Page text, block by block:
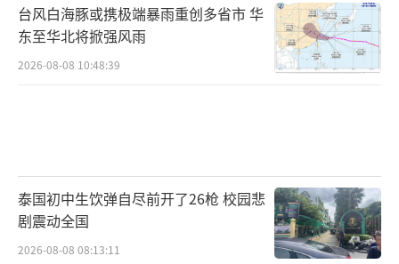
台风白海豚或携极端暴雨重创多省市 华
东至华北将掀强风雨
2026-08-08 10:48:39
泰国初中生饮弹自尽前开了26枪 校园悲
剧震动全国
2026-08-08 08:13:11